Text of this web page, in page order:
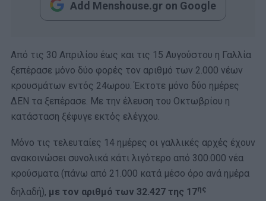
Add Menshouse.gr on Google
Από τις 30 Απριλίου έως και τις 15 Αυγούστου η Γαλλία
ξεπέρασε μόνο δύο φορές τον αριθμό των 2.000 νέων
κρουσμάτων εντός 24ωρου. Έκτοτε μόνο δύο ημέρες
ΔΕΝ τα ξεπέρασε. Με την έλευση του Οκτωβρίου η
κατάσταση ξέφυγε εκτός ελέγχου.
Μόνο τις τελευταίες 14 ημέρες οι γαλλικές αρχές έχουν
ανακοινώσει συνολικά κάτι λιγότερο από 300.000 νέα
κρούσματα (πάνω από 21.000 κατά μέσο όρο ανά ημέρα
δηλαδή), με τον αριθμό των 32.427 της 17ης